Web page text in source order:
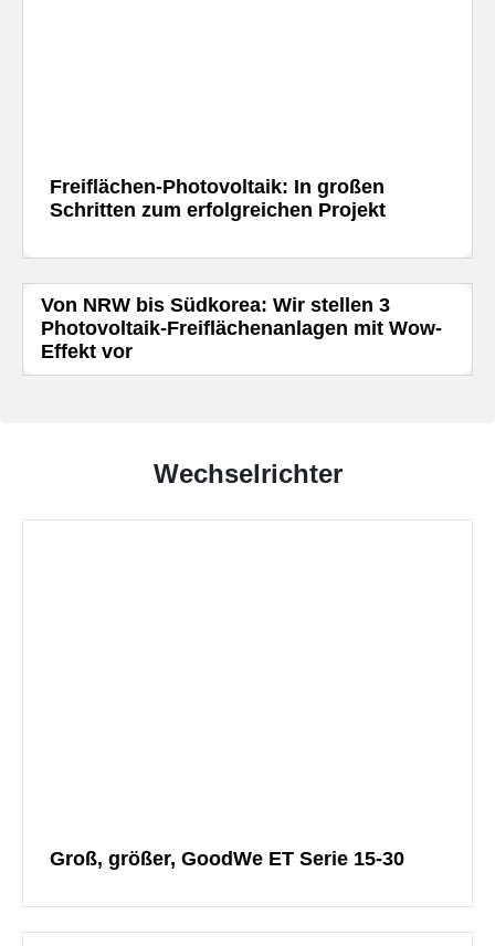
Freiflächen-Photovoltaik: In großen
Schritten zum erfolgreichen Projekt
Von NRW bis Südkorea: Wir stellen 3
Photovoltaik-Freiflächenanlagen mit Wow-
Effekt vor
Wechselrichter
Groß, größer, GoodWe ET Serie 15-30